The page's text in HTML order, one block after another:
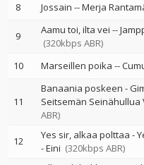
8
Jossain --Merja
9 Aamu toi, ilta vei --
(320kbps ABR)
10 Marseillen poika --
11
Banaania poskeen -
Seitsemän Seinähullua
ABR)
12 Yes sir, alkaa polttaa -
-Eini (320kbps ABR)